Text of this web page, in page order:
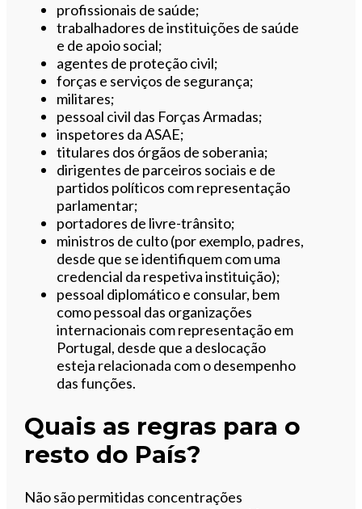
profissionais de saúde;
trabalhadores de instituições de saúde
e de apoio social;
agentes de proteção civil;
forças e serviços de segurança;
militares;
pessoal civil das Forças Armadas;
inspetores da ASAE;
titulares dos órgãos de soberania;
dirigentes de parceiros sociais e de
partidos políticos com representação
parlamentar;
portadores de livre-trânsito;
ministros de culto (por exemplo, padres,
desde que se identifiquem com uma
credencial da respetiva instituição);
pessoal diplomático e consular, bem
como pessoal das organizações
internacionais com representação em
Portugal, desde que a deslocação
esteja relacionada com o desempenho
das funções.
Quais as regras para o
resto do País?
Não são permitidas concentrações